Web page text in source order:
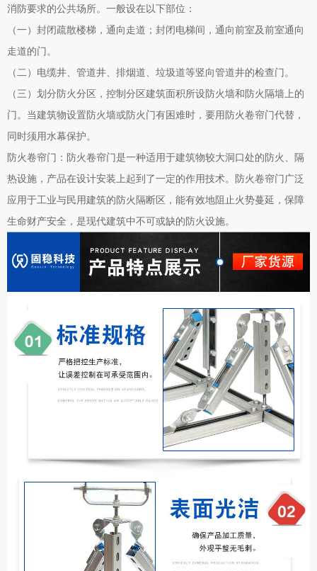
消防要求的公共场所。一般设在以下部位：
（一）封闭疏散楼梯，通向走道；封闭电梯间，通向前室及前室通向
走道的门。
（二）电缆井、管道井、排烟道、垃圾道等竖向管道井的检查门。
（三）划分防火分区，控制分区建筑面积所设防火墙和防火隔墙上的
门。当建筑物设置防火墙或防火门有困难时，要用防火卷帘门代替，
同时须用水幕保护。
防火卷帘门：防火卷帘门是一种适用于建筑物较大洞口处的防火、隔
热设施，产品在设计安装上起到了一定的作用技术。防火卷帘门广泛
应用于工业与民用建筑的防火隔断区，能有效地阻止火势蔓延，保障
生命财产安全，是现代建筑中不可或缺的防火设施。